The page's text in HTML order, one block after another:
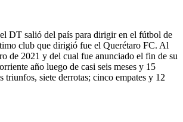
DT salió del país para dirigir en el fútbol de
club que dirigió fue el Querétaro FC. Al
de 2021 y del cual fue anunciado el fin de su
año luego de casi seis meses y 15
triunfos, siete derrotas; cinco empates y 12